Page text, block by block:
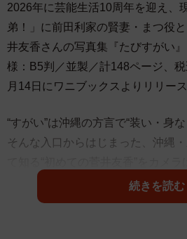
2026年に芸能生活10周年を迎え、
弟！」に前田利家の賢妻・まつ役
井友香さんの写真集『たびすがい
様：B5判／並製／計148ページ、税
月14日にワニブックスよりリリース
“すがい”は沖縄の方言で“装い・身
そんな入口からはじまった、沖縄
ビーチではしゃぐ水着姿、コケテ
続きを読む